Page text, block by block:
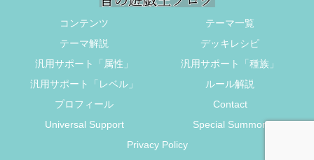
コンテンツ
テーマ一覧
テーマ解説
デッキレシピ
汎用サポート「属性」
汎用サポート「種族」
汎用サポート「レベル」
ルール解説
プロフィール
Contact
Universal Support
Special Summon
Privacy Policy